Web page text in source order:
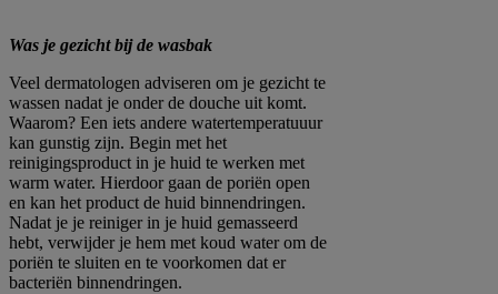
Was je gezicht bij de wasbak
Veel dermatologen adviseren om je gezicht te
wassen nadat je onder de douche uit komt.
Waarom? Een iets andere watertemperatuuur
kan gunstig zijn. Begin met het
reinigingsproduct in je huid te werken met
warm water. Hierdoor gaan de poriën open
en kan het product de huid binnendringen.
Nadat je je reiniger in je huid gemasseerd
hebt, verwijder je hem met koud water om de
poriën te sluiten en te voorkomen dat er
bacteriën binnendringen.